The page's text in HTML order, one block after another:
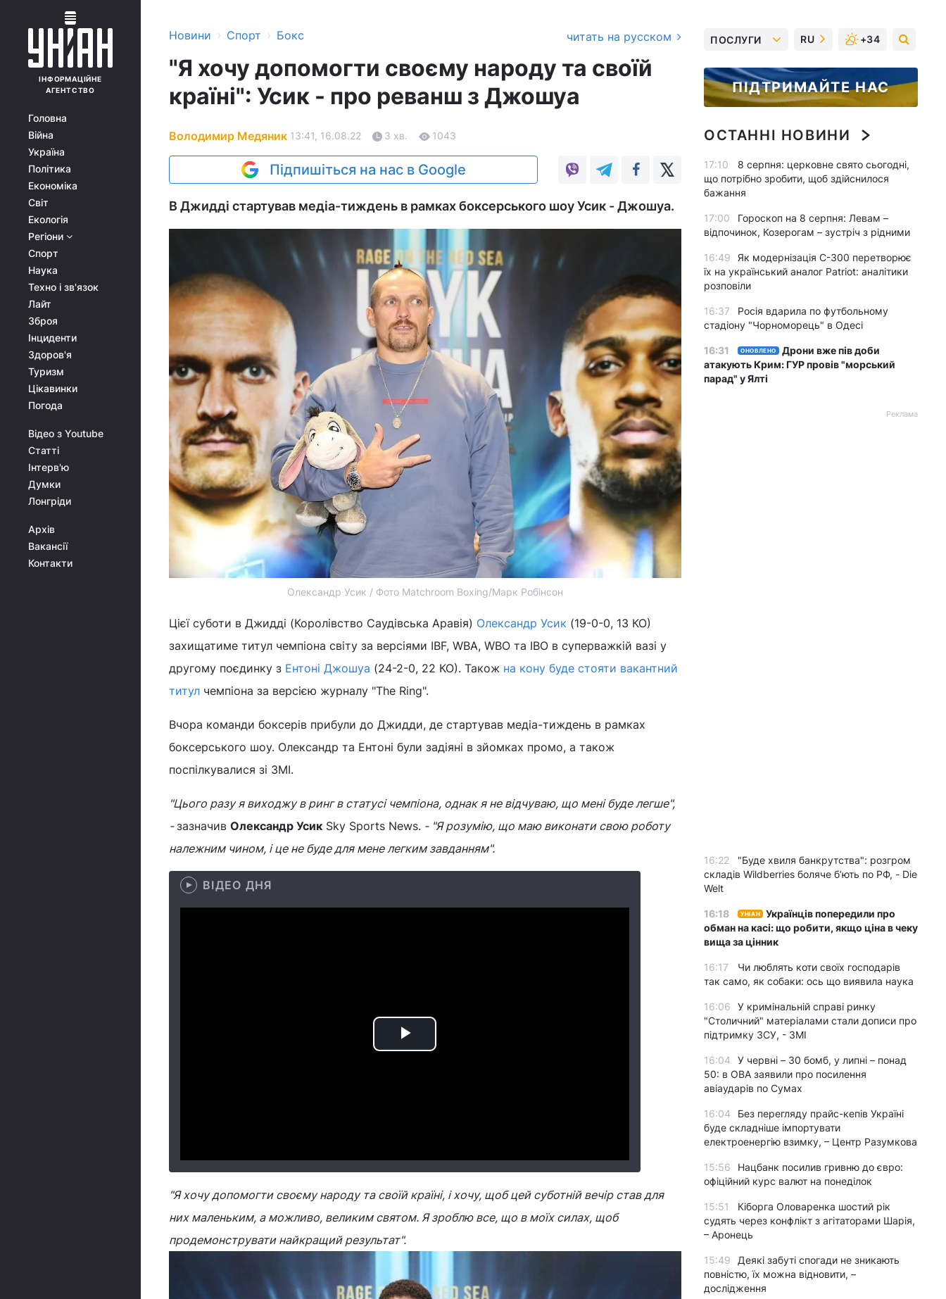
ІНФОРМАЦІЙНЕ
АГЕНТСТВО
Головна
Війна
Україна
Політика
Економіка
Світ
Екологія
Регіони
Спорт
Наука
Техно і зв'язок
Лайт
Зброя
Інциденти
Здоров'я
Туризм
Цікавинки
Погода
Відео з Youtube
Статті
Інтерв'ю
Думки
Лонгріди
Архів
Вакансії
Контакти
Новини › Спорт › Бокс читать на русском
"Я хочу допомогти своєму народу та своїй
країні": Усик - про реванш з Джошуа
Володимир Медяник 13:41, 16.08.22 3 хв. 1043
Підпишіться на нас в Google
В Джидді стартував медіа-тиждень в рамках боксерського шоу Усик - Джошуа.
Олександр Усик / Фото Matchroom Boxing/Марк Робінсон
Цієї суботи в Джидді (Королівство Саудівська Аравія) Олександр Усик (19-0-0, 13 КО)
захищатиме титул чемпіона світу за версіями IBF, WBA, WBO та IBO в суперважкій вазі у
другому поєдинку з Ентоні Джошуа (24-2-0, 22 КО). Також на кону буде стояти вакантний
титул чемпіона за версією журналу "The Ring".
Вчора команди боксерів прибули до Джидди, де стартував медіа-тиждень в рамках
боксерського шоу. Олександр та Ентоні були задіяні в зйомках промо, а також
поспілкувалися зі ЗМІ.
"Цього разу я виходжу в ринг в статусі чемпіона, однак я не відчуваю, що мені буде легше",
-зазначив Олександр Усик Sky Sports News. - "Я розумію, що маю виконати свою роботу
належним чином, і це не буде для мене легким завданням".
ВІДЕО ДНЯ
Play
"Я хочу допомогти своєму народу та своїй країні, і хочу, щоб цей суботній вечір став для
них маленьким, а можливо, великим святом. Я зроблю все, що в моїх силах, щоб
продемонструвати найкращий результат".
ПОСЛУГИ RU +34
ПІДТРИМАЙТЕ НАС
ОСТАННІ НОВИНИ
17:10
8 серпня: церковне свято сьогодні,
що потрібно зробити, щоб здійснилося
бажання
17:00
Гороскоп на 8 серпня: Левам –
відпочинок, Козерогам – зустріч з рідними
16:49
Як модернізація С-300 перетворює
їх на український аналог Patriot: аналітики
розповіли
16:37
Росія вдарила по футбольному
стадіону "Чорноморець" в Одесі
16:31 ОНОВЛЕНО
Дрони вже пів доби
атакують Крим: ГУР провів "морський
парад" у Ялті
Реклама
16:22
"Буде хвиля банкрутства": розгром
складів Wildberries боляче бʼють по РФ, - Die
Welt
16:18 УНІАН
Українців попередили про
обман на касі: що робити, якщо ціна в чеку
вища за цінник
16:17
Чи люблять коти своїх господарів
так само, як собаки: ось що виявила наука
16:06
У кримінальній справі ринку
"Столичний" матеріалами стали дописи про
підтримку ЗСУ, - ЗМІ
16:04
У червні – 30 бомб, у липні – понад
50: в ОВА заявили про посилення
авіаударів по Сумах
16:04
Без перегляду прайс-кепів Україні
буде складніше імпортувати
електроенергію взимку, – Центр Разумкова
15:56
Нацбанк посилив гривню до євро:
офіційний курс валют на понеділок
15:51
Кіборга Оловаренка шостий рік
судять через конфлікт з агітаторами Шарія,
– Аронець
15:49
Деякі забуті спогади не зникають
повністю, їх можна відновити, –
дослідження